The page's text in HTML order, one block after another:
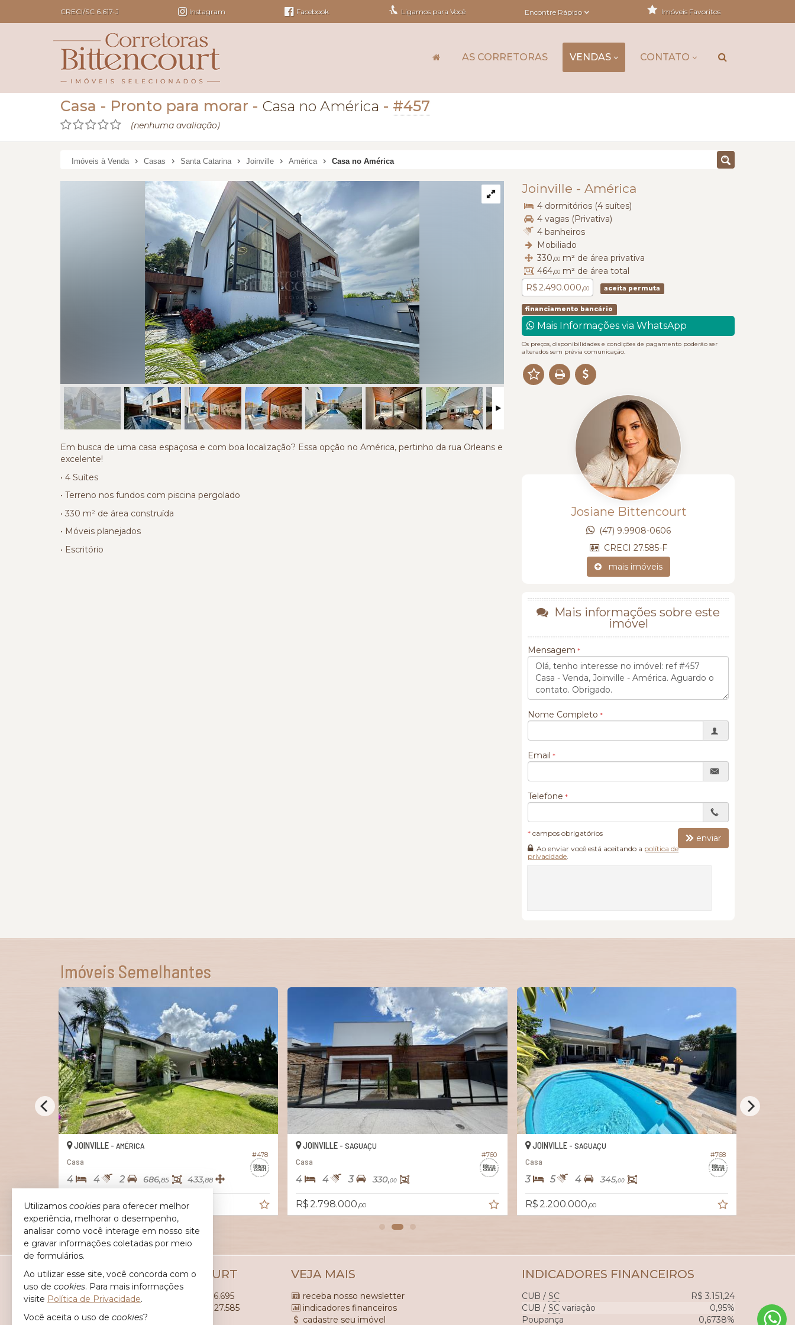
CRECI/SC 6.617-J Instagram Facebook Ligamos para Você Encontre Rápido Imóveis Favoritos
AS CORRETORAS VENDAS CONTATO
Casa - Pronto para morar - Casa no América - #457
(nenhuma avaliação)
Imóveis à Venda Casas Santa Catarina Joinville América Casa no América
Em busca de uma casa espaçosa e com boa localização? Essa opção no América, pertinho da rua Orleans e
excelente!
• 4 Suítes
• Terreno nos fundos com piscina pergolado
• 330 m² de área construída
• Móveis planejados
• Escritório
Joinville - América
4 dormitórios (4 suítes)
4 vagas (Privativa)
4 banheiros
Mobiliado
330,00 m² de área privativa
464,00 m² de área total
R$ 2.490.000,00 aceita permuta
financiamento bancário
Mais Informações via WhatsApp
Os preços, disponibilidades e condições de pagamento poderão ser
alterados sem prévia comunicação.
Josiane Bittencourt
(47) 9.9908-0606
CRECI 27.585-F
mais imóveis
Mais informações sobre este
imóvel
Mensagem
Nome Completo
Email
Telefone
* campos obrigatórios
Ao enviar você está aceitando a política de
privacidade
enviar
Imóveis Semelhantes
#478
JOINVILLE - AMÉRICA
Casa
4 4 2 686,85 433,88
R$ 3.700.000,00
#760
JOINVILLE -SAGUAÇU
Casa
4 4 3 330,00
R$ 2.798.000,00
#768
JOINVILLE - SAGUAÇU
Casa
3 5 4 345,00
R$ 2.200.000,00
CORRETORAS BITTENCOURT
Janaina(47)9.9157-8597 - CRECI 36.695
9.9908-0606 - CRECI 27.585
ligamos para você
VEJA MAIS
receba nosso newsletter
indicadores financeiros
cadastre seu imóvel
INDICADORES FINANCEIROS
CUB / SC
R$ 3.151,24
CUB / SC variação
0,95%
Poupança
0,6738%
Utilizamos cookies para oferecer melhor
experiência, melhorar o desempenho,
analisar como você interage em nosso site
e gravar informações coletadas por meio
de formulários.
Ao utilizar esse site, você concorda com o
uso de cookies. Para mais informações
visite Política de Privacidade.
Você aceita o uso de cookies?